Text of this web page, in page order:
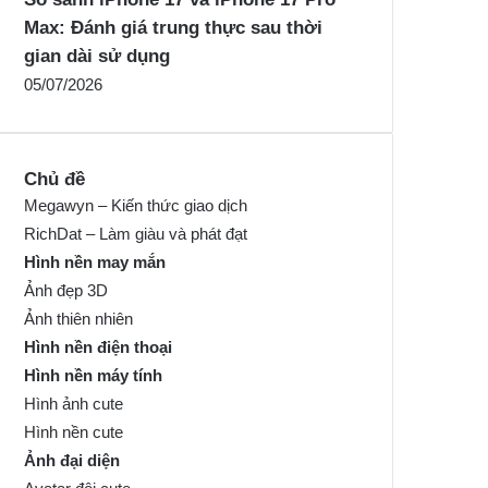
Max: Đánh giá trung thực sau thời
gian dài sử dụng
05/07/2026
Chủ đề
Megawyn – Kiến thức giao dịch
RichDat – Làm giàu và phát đạt
Hình nền may mắn
Ảnh đẹp 3D
Ảnh thiên nhiên
Hình nền điện thoại
Hình nền máy tính
Hình ảnh cute
Hình nền cute
Ảnh đại diện